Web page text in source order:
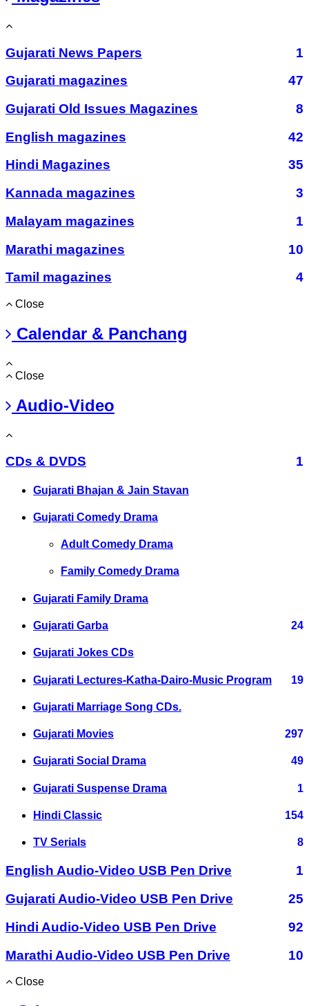
Gujarati News Papers
1
Gujarati magazines
47
Gujarati Old Issues Magazines
8
English magazines
42
Hindi Magazines
35
Kannada magazines
3
Malayam magazines
1
Marathi magazines
10
Tamil magazines
4
Close
Calendar & Panchang
Close
Audio-Video
CDs & DVDS 1
Gujarati Bhajan & Jain Stavan
Gujarati Comedy Drama
Adult Comedy Drama
Family Comedy Drama
Gujarati Family Drama
Gujarati Garba 24
Gujarati Jokes CDs
Gujarati Lectures-Katha-Dairo-Music Program 19
Gujarati Marriage Song CDs.
Gujarati Movies 297
Gujarati Social Drama 49
Gujarati Suspense Drama 1
Hindi Classic 154
TV Serials 8
English Audio-Video USB Pen Drive
1
Gujarati Audio-Video USB Pen Drive
25
Hindi Audio-Video USB Pen Drive
92
Marathi Audio-Video USB Pen Drive
10
Close